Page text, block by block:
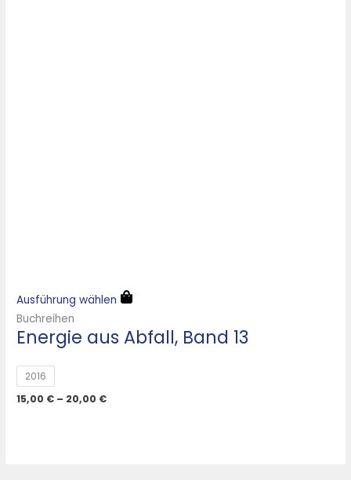
Ausführung wählen
Buchreihen
Energie aus Abfall, Band 13
2016
15,00 € – 20,00 €